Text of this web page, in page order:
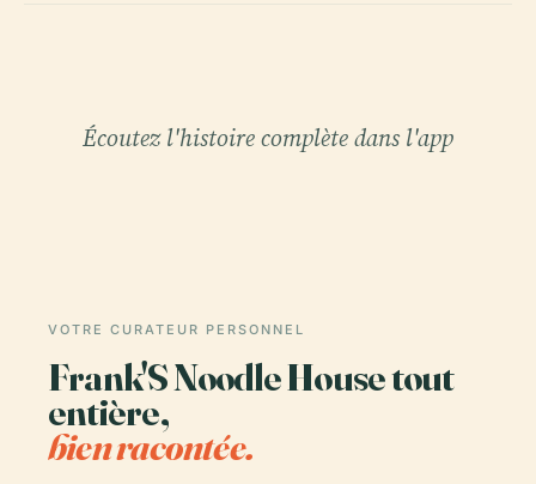
Écoutez l'histoire complète dans l'app
VOTRE CURATEUR PERSONNEL
Frank'S Noodle House tout
entière,
bien racontée.